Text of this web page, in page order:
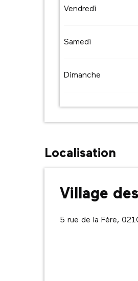
Vendredi
Samedi
Dimanche
Localisation
Village
5 rue de la Fère,